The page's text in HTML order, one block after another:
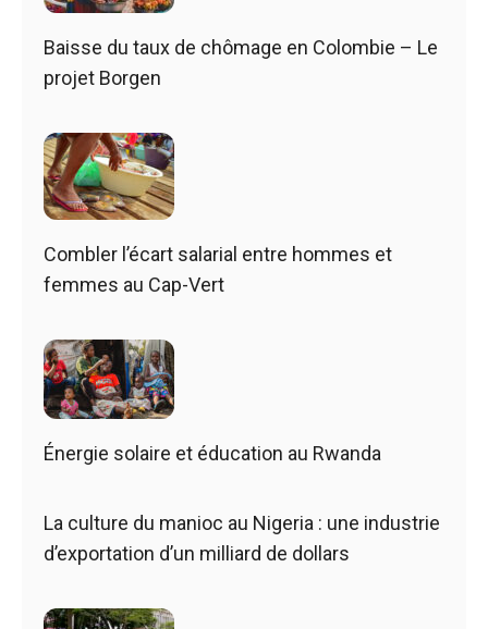
Baisse du taux de chômage en Colombie – Le
projet Borgen
Combler l’écart salarial entre hommes et
femmes au Cap-Vert
Énergie solaire et éducation au Rwanda
La culture du manioc au Nigeria : une industrie
d’exportation d’un milliard de dollars